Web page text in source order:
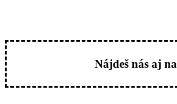
Nájdeš nás aj na